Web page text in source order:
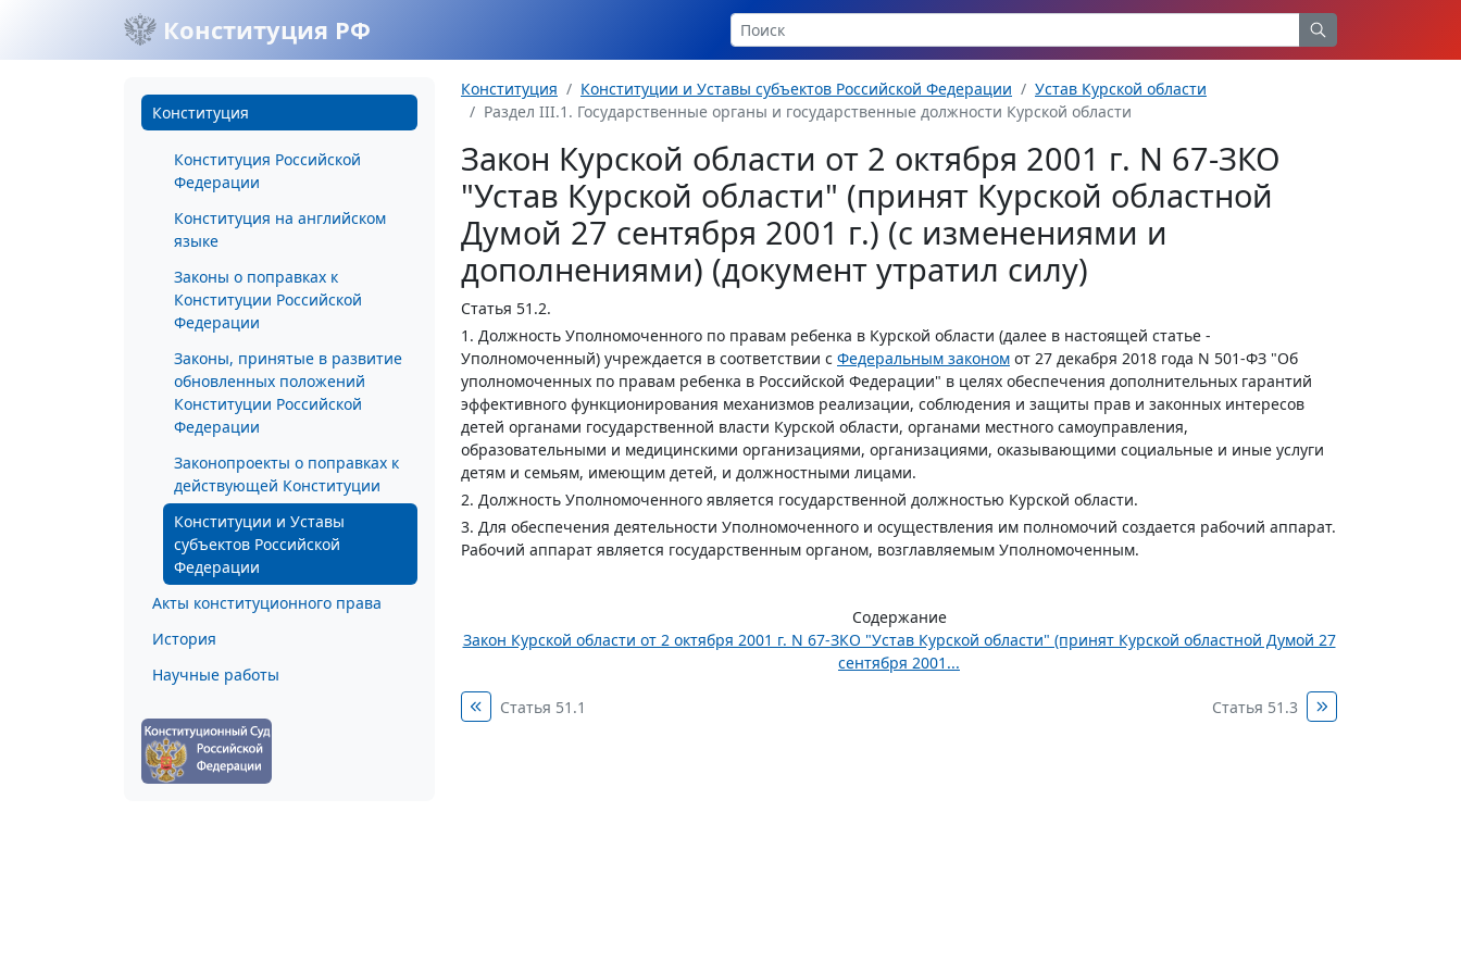
Конституция РФ
Конституция
Конституция Российской
Федерации
Конституция на английском
языке
Законы о поправках к
Конституции Российской
Федерации
Законы, принятые в развитие
обновленных положений
Конституции Российской
Федерации
Законопроекты о поправках к
действующей Конституции
Конституции и Уставы
субъектов Российской
Федерации
Акты конституционного права
История
Научные работы
Конституция Конституции и Уставы субъектов Российской Федерации
Устав Курской области
Раздел III.1. Государственные органы и государственные должности Курской области
Закон Курской области от 2 октября 2001 г. N 67-ЗКО
"Устав Курской области" (принят Курской областной
Думой 27 сентября 2001 г.) (с изменениями и
дополнениями) (документ утратил силу)
Статья 51.2.
1. Должность Уполномоченного по правам ребенка в Курской области (далее в настоящей статье -
Уполномоченный) учреждается в соответствии с Федеральным законом от 27 декабря 2018 года N 501-ФЗ "Об
уполномоченных по правам ребенка в Российской Федерации" в целях обеспечения дополнительных гарантий
эффективного функционирования механизмов реализации, соблюдения и защиты прав и законных интересов
детей органами государственной власти Курской области, органами местного самоуправления,
образовательными и медицинскими организациями, организациями, оказывающими социальные и иные услуги
детям и семьям, имеющим детей, и должностными лицами.
2. Должность Уполномоченного является государственной должностью Курской области.
3. Для обеспечения деятельности Уполномоченного и осуществления им полномочий создается рабочий аппарат.
Рабочий аппарат является государственным органом, возглавляемым Уполномоченным.
Содержание
Закон Курской области от 2 октября 2001 г. N 67-ЗКО "Устав Курской области" (принят Курской областной Думой 27
сентября 2001...
Статья 51.1 Статья 51.3